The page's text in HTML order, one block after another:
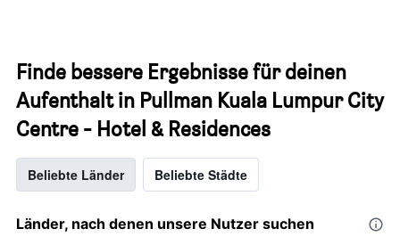
Finde bessere Ergebnisse für deinen
Aufenthalt in Pullman Kuala Lumpur City
Centre - Hotel & Residences
Beliebte Länder Beliebte Städte
Länder, nach denen unsere Nutzer suchen